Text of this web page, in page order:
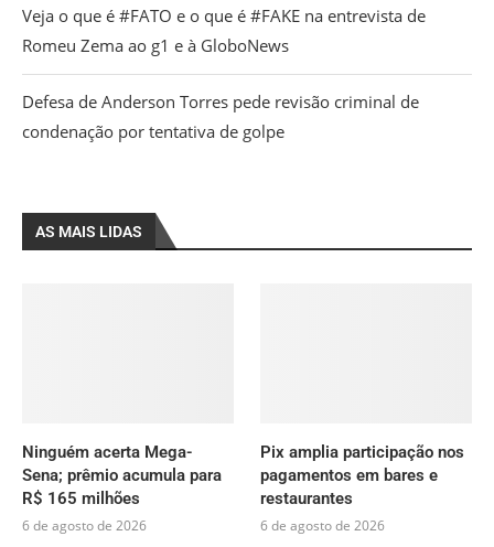
Veja o que é #FATO e o que é #FAKE na entrevista de
Romeu Zema ao g1 e à GloboNews
Defesa de Anderson Torres pede revisão criminal de
condenação por tentativa de golpe
AS MAIS LIDAS
Ninguém acerta Mega-
Sena; prêmio acumula para
R$ 165 milhões
6 de agosto de 2026
Pix amplia participação nos
pagamentos em bares e
restaurantes
6 de agosto de 2026